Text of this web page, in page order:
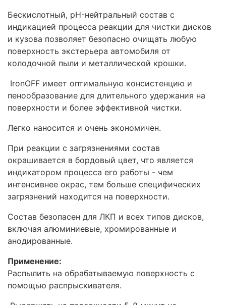
Бескислотный, pH-нейтральный состав с
индикацией процесса реакции для чистки дисков
и кузова позволяет безопасно очищать любую
поверхность экстерьера автомобиля от
колодочной пыли и металлической крошки.
IronOFF имеет оптимальную консистенцию и
пенообразование для длительного удержания на
поверхности и более эффективной чистки.
Легко наносится и очень экономичен.
При реакции с загрязнениями состав
окрашивается в бордовый цвет, что является
индикатором процесса его работы - чем
интенсивнее окрас, тем больше специфических
загрязнений находится на поверхности.
Состав безопасен для ЛКП и всех типов дисков,
включая алюминиевые, хромированные и
анодированные.
Применение:
Распылить на обрабатываемую поверхность с
помощью распрыскивателя.